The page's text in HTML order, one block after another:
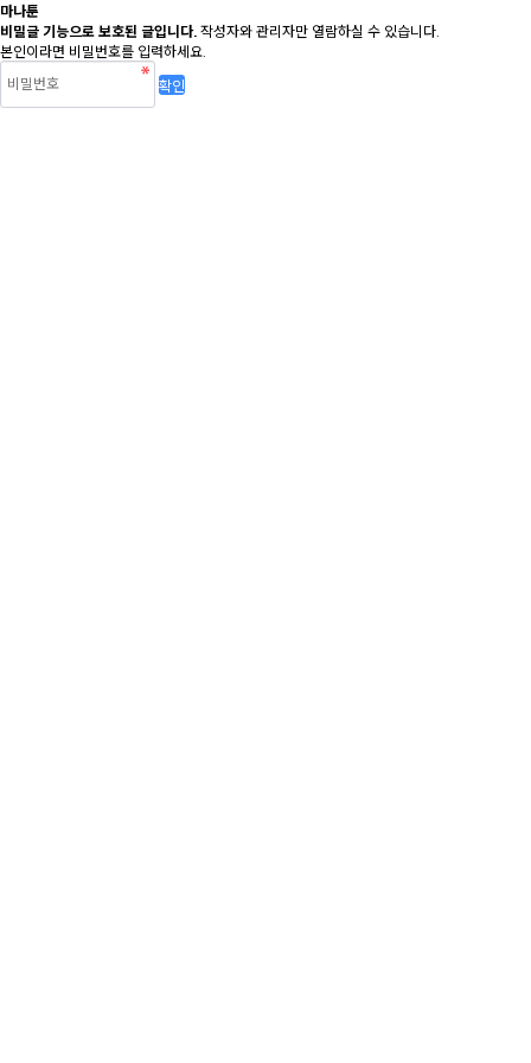
마나툰
비밀글 기능으로 보호된 글입니다. 작성자와 관리자만 열람하실 수 있습니다.
본인이라면 비밀번호를 입력하세요.